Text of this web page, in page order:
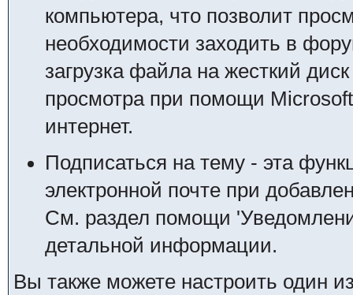
компьютера, что позволит
необходимости заходить в
загрузка файла на жесткий
просмотра при помощи
интернет.
Подписаться на тему - эта
электронной почте при
См. раздел помощи
детальной информации.
Вы также можете настроить один